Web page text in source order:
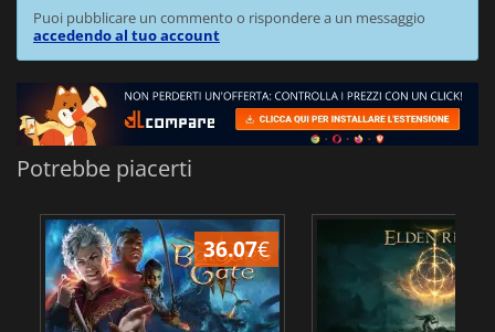
Puoi pubblicare un commento o rispondere a un messaggio
accedendo al tuo account
Potrebbe piacerti
36.07€